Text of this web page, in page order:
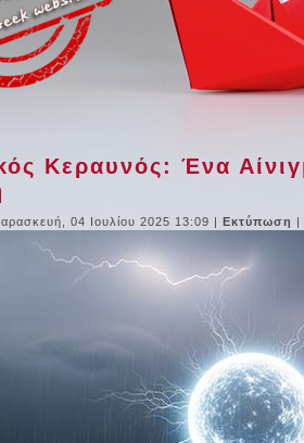
Κεραυνός: Ένα
04 Ιουλίου 2025 13:09 | Εκτύπωση |